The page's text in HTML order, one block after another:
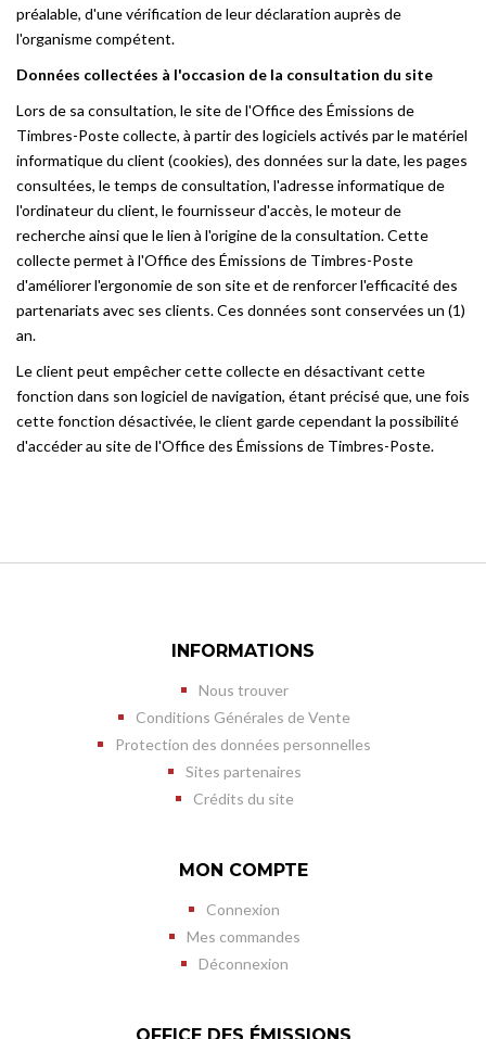
préalable, d'une vérification de leur déclaration auprès de
l'organisme compétent.
Données collectées à l'occasion de la consultation du site
Lors de sa consultation, le site de l'Office des Émissions de
Timbres-Poste collecte, à partir des logiciels activés par le matériel
informatique du client (cookies), des données sur la date, les pages
consultées, le temps de consultation, l'adresse informatique de
l'ordinateur du client, le fournisseur d'accès, le moteur de
recherche ainsi que le lien à l'origine de la consultation. Cette
collecte permet à l'Office des Émissions de Timbres-Poste
d'améliorer l'ergonomie de son site et de renforcer l'efficacité des
partenariats avec ses clients. Ces données sont conservées un (1)
an.
Le client peut empêcher cette collecte en désactivant cette
fonction dans son logiciel de navigation, étant précisé que, une fois
cette fonction désactivée, le client garde cependant la possibilité
d'accéder au site de l'Office des Émissions de Timbres-Poste.
INFORMATIONS
Nous trouver
Conditions Générales de Vente
Protection des données personnelles
Sites partenaires
Crédits du site
MON COMPTE
Connexion
Mes commandes
Déconnexion